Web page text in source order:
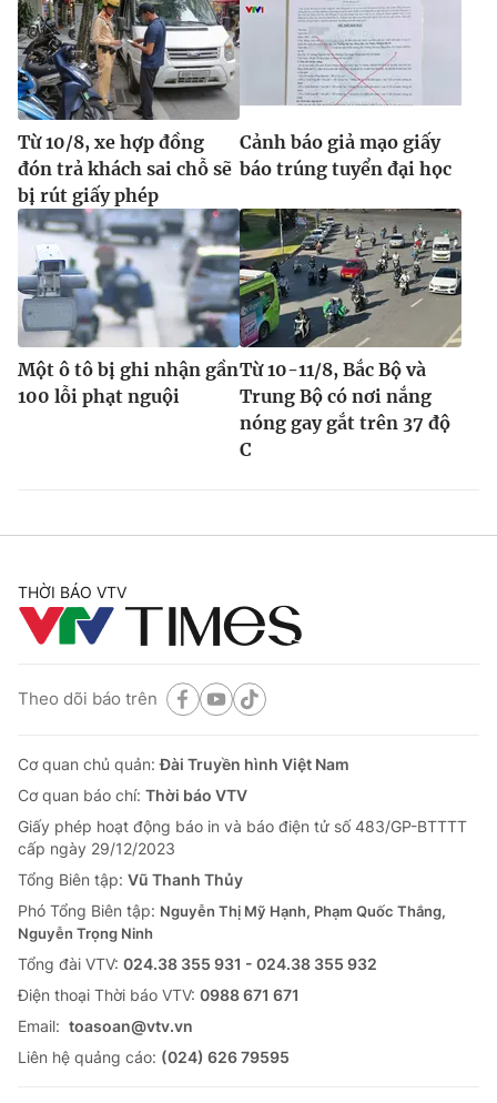
Từ 10/8, xe hợp đồng
đón trả khách sai chỗ sẽ
bị rút giấy phép
Cảnh báo giả mạo giấy
báo trúng tuyển đại học
Một ô tô bị ghi nhận gần
100 lỗi phạt nguội
Từ 10-11/8, Bắc Bộ và
Trung Bộ có nơi nắng
nóng gay gắt trên 37 độ
C
THỜI BÁO VTV
Theo dõi báo trên
Cơ quan chủ quản:Đài Truyền hình Việt Nam
Cơ quan báo chí: Thời báo VTV
Giấy phép hoạt động báo in và báo điện tử số 483/GP-BTTTT
cấp ngày 29/12/2023
Tổng Biên tập: Vũ Thanh Thủy
Phó Tổng Biên tập: Nguyễn Thị Mỹ Hạnh, Phạm Quốc Thắng,
Nguyễn Trọng Ninh
Tổng đài VTV: 024.38 355 931 - 024.38 355 932
Ðiện thoại Thời báo VTV: 0988 671 671
Email: toasoan@vtv.vn
Liên hệ quảng cáo: (024) 626 79595